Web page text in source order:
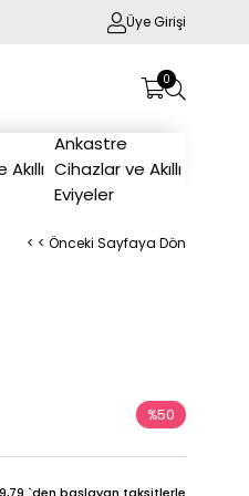
Üye Girişi
0
Ankastre
Cihazlar ve Akıllı
Eviyeler
< < Önceki Sayfaya Dön
%50